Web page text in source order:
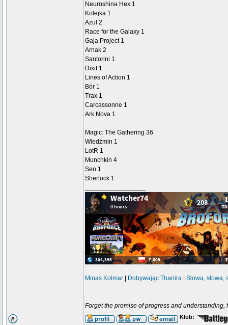
Neuroshina Hex 1
Kolejka 1
Azul 2
Race for the Galaxy 1
Gaja Project 1
Arnak 2
Santorini 1
Dixit 1
Lines of Action 1
Bór 1
Trax 1
Carcassonne 1
Ark Nova 1
Magic: The Gathering 36
Wiedźmin 1
LotR 1
Munchkin 4
Sen 1
Sherlock 1
Minas Kolmar Dobywając Thanira Słowa, słowa,
Forget the promise of progress and
Klub: